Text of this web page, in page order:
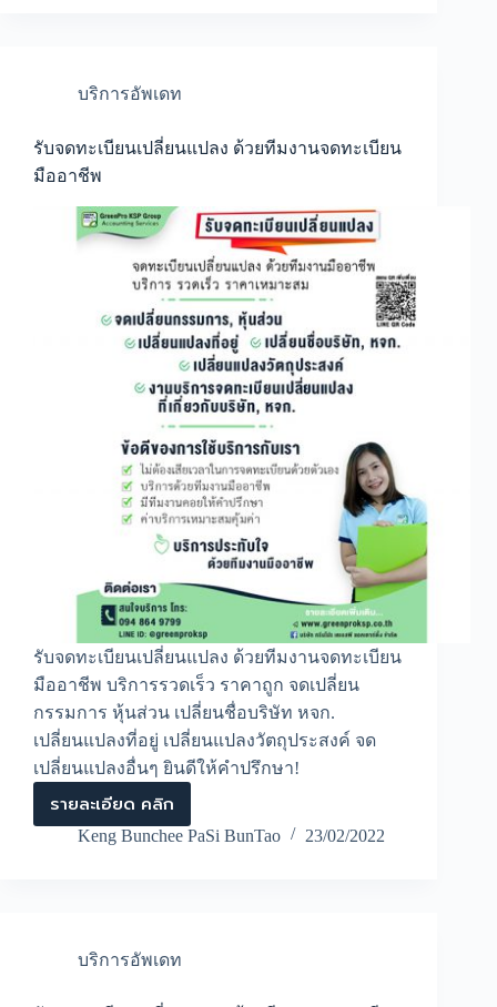
คุณภาพ
บริการอัพเดท
รับจดทะเบียนเปลี่ยนแปลง ด้วยทีมงานจดทะเบียน
มืออาชีพ
รับจดทะเบียนเปลี่ยนแปลง ด้วยทีมงานจดทะเบียน
มืออาชีพ บริการรวดเร็ว ราคาถูก จดเปลี่ยน
กรรมการ หุ้นส่วน เปลี่ยนชื่อบริษัท หจก.
เปลี่ยนแปลงที่อยู่ เปลี่ยนแปลงวัตถุประสงค์ จด
เปลี่ยนแปลงอื่นๆ ยินดีให้คำปรึกษา!
รายละเอียด คลิก
รับ
จด
ทะเบียน
จด
ทะเบียน
Keng Bunchee PaSi BunTao 23/02/2022
บริการอัพเดท